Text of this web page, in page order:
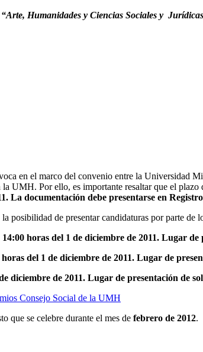
Humanidades y Ciencias Sociales y
en el marco del convenio entre la Universidad
UMH. Por ello, es importante resaltar que el
La documentación debe presentarse en
posibilidad de presentar candidaturas por parte de
14:00 horas del 1 de diciembre de 2011. Lugar
horas del 1 de diciembre de 2011. Lugar de
diciembre de 2011. Lugar de presentación de
Consejo Social de la UMH
que se celebre durante el mes de febrero de 2012.